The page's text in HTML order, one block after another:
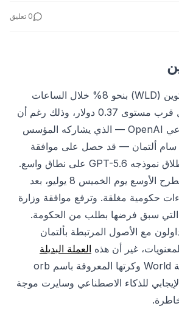
0 تعليق
تراجعت عملة وورلدكوين (WLD) بنحو 8% خلال الساعات
الـ24 الماضية لتتداول قرب مستوى 0.37 دولار، وذلك رغم أن
مختبر الذكاء الاصطناعي OpenAI — الذي يشاركه المؤسس
سام ألتمان — قد حصل على موافقة
الحكومة الأمريكية لإطلاق نموذجه GPT-5.6 على نطاق واسع.
ومن المقرر أن يبدأ الطرح الأوسع يوم الخميس 8 يوليو، بعد
حكومية مغلقة. وترفع موافقة وزارة
التي سبق فرضها بطلب من الحكومة.
مع الأصول المرتبطة بألتمان
غير أن هذه العملة البديلة
المرتبطة بشبكة الهوية World وكرتها المعروفة باسم orb
للذكاء الاصطناعي وسايرت موجة